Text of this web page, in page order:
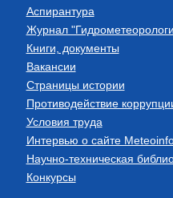
Аспирантура
Журнал
Книги, документы
Вакансии
Страницы истории
Противодействие
Условия труда
Интервью о сайте
Научно-техническая
Конкурсы